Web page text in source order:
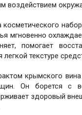
воздействием
косметического
мгновенно
помогает
текстуре
крымского
Он борется с
здоровый